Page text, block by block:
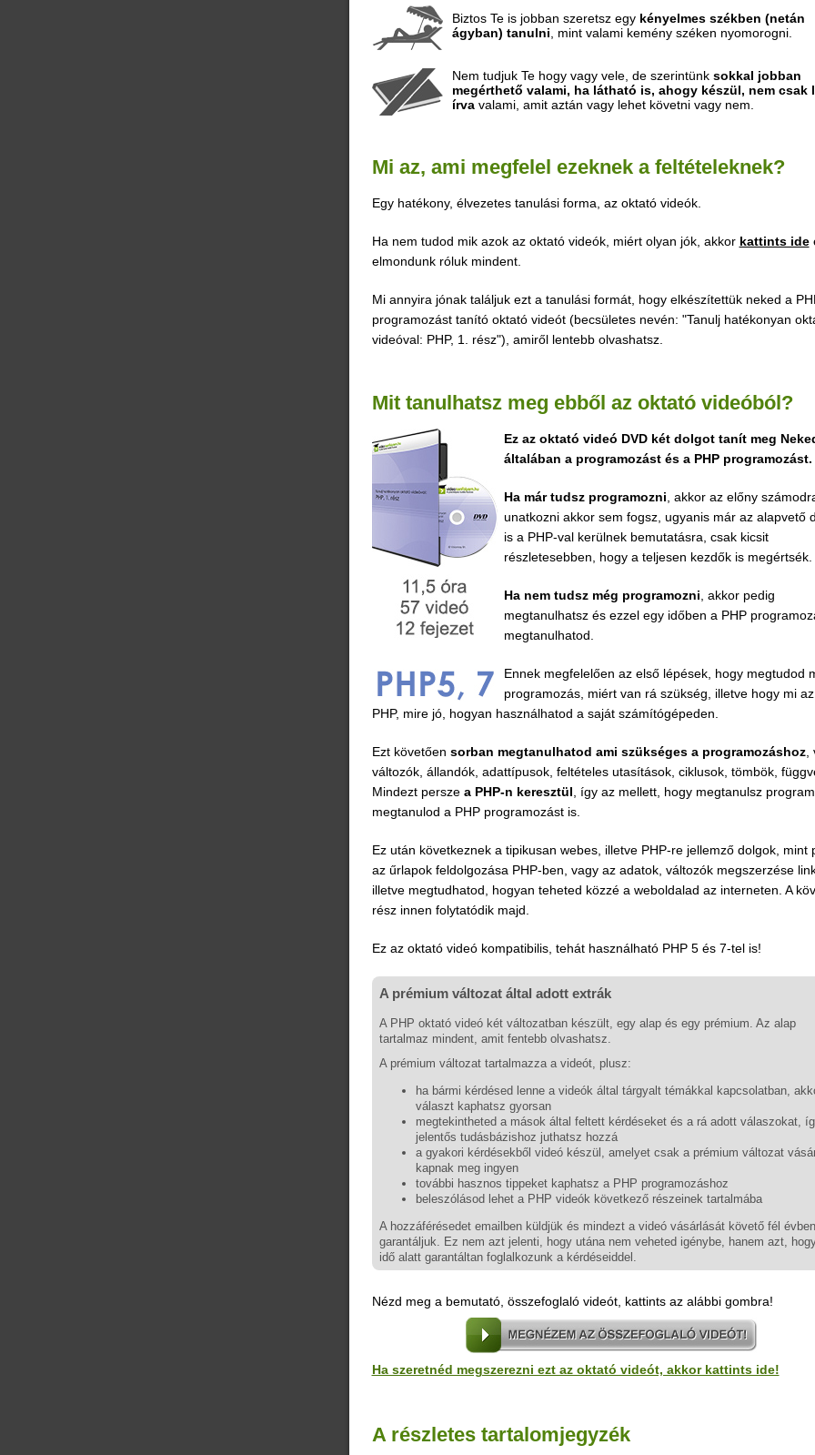
Biztos Te is jobban szeretsz egy kényelmes székben (netán
ágyban) tanulni , mint valami kemény széken nyomorogni.
Nem tudjuk Te hogy vagy vele, de szerintünk sokkal jobban
megérthető valami, ha látható is, ahogy készül, nem csak
írvavalami, amit aztán vagy lehet követni vagy nem.
Mi az, ami megfelel ezeknek a feltételeknek?
Egy hatékony, élvezetes tanulási forma, az oktató videók.
Ha nem tudod mik azok az oktató videók, miért olyan jók, akkor kattints ide
elmondunk róluk mindent.
Mi annyira jónak találjuk ezt a tanulási formát, hogy elkészítettük neked a
programozást tanító oktató videót (becsületes nevén: "Tanulj hatékonyan
videóval: PHP, 1. rész"), amiről lentebb olvashatsz.
Mit tanulhatsz meg ebből az oktató videóból?
Ez az oktató videó DVD két dolgot tanít meg
általában a programozást és a PHP programozást.
Ha már tudsz programozni , akkor az előny
unatkozni akkor sem fogsz, ugyanis már az alapvető
is a PHP-val kerülnek bemutatásra, csak kicsit
részletesebben, hogy a teljesen kezdők is megértsék.
Ha nem tudsz még programozni , akkor pedig
megtanulhatsz és ezzel egy időben a PHP
megtanulhatod.
Ennek megfelelően az első lépések, hogy megtudod
programozás, miért van rá szükség, illetve hogy mi
PHP, mire jó, hogyan használhatod a saját számítógépeden.
Ezt követően sorban megtanulhatod ami szükséges a programozáshoz,
változók, állandók, adattípusok, feltételes utasítások, ciklusok, tömbök,
Mindezt persze a PHP-n keresztül , így az mellett, hogy megtanulsz
megtanulod a PHP programozást is.
Ez után következnek a tipikusan webes, illetve PHP-re jellemző dolgok, mint
az űrlapok feldolgozása PHP-ben, vagy az adatok, változók megszerzése
illetve megtudhatod, hogyan teheted közzé a weboldalad az interneten. A
rész innen folytatódik majd.
Ez az oktató videó kompatibilis, tehát használható PHP 5 és 7-tel is!
A prémium változat által adott extrák
A PHP oktató videó két változatban készült, egy alap és egy prémium. Az alap
tartalmaz mindent, amit fentebb olvashatsz.
A prémium változat tartalmazza a videót, plusz:
ha bármi kérdésed lenne a videók által tárgyalt témákkal kapcsolatban,
választ kaphatsz gyorsan
megtekintheted a mások által feltett kérdéseket és a rá adott válaszokat,
jelentős tudásbázishoz juthatsz hozzá
a gyakori kérdésekből videó készül, amelyet csak a prémium változat
kapnak meg ingyen
további hasznos tippeket kaphatsz a PHP programozáshoz
beleszólásod lehet a PHP videók következő részeinek tartalmába
A hozzáférésedet emailben küldjük és mindezt a videó vásárlását követő fél évben
garantáljuk. Ez nem azt jelenti, hogy utána nem veheted igénybe, hanem azt,
idő alatt garantáltan foglalkozunk a kérdéseiddel.
Nézd meg a bemutató, összefoglaló videót, kattints az alábbi gombra!
Ha szeretnéd megszerezni ezt az oktató videót, akkor kattints ide!
A részletes tartalomjegyzék